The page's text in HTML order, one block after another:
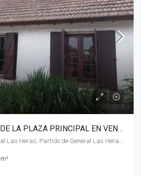
CASA A 200 MTS DE LA PLAZA PRINCIPAL EN VENTA, GENERAL LAS HERAS
m²